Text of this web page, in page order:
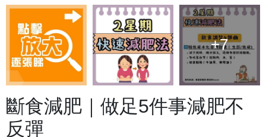
+7
斷食減肥｜做足5件事減肥不
反彈